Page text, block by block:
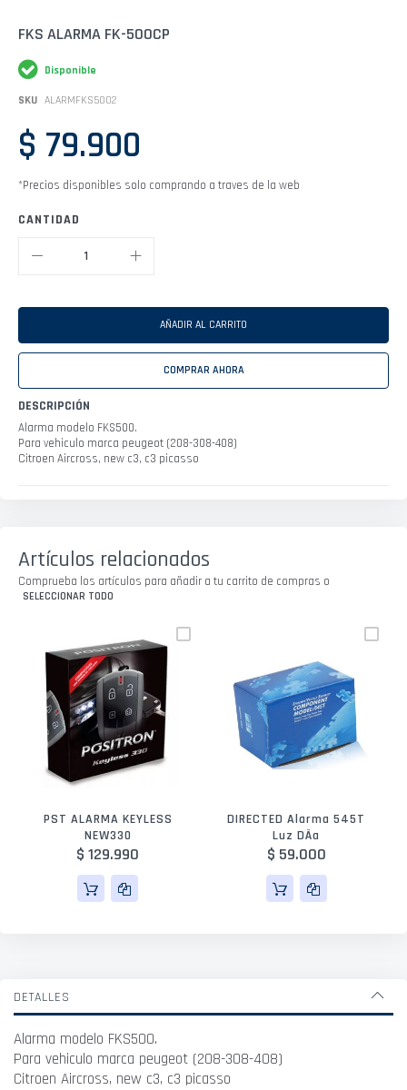
Saltar
comienzo
de
galería
imágenes
FKS ALARMA FK-500CP
Disponible
SKU ALARMFKS5002
$ 79.900
*Precios disponibles solo comprando a traves de la web
CANTIDAD
AÑADIR AL CARRITO
COMPRAR AHORA
DESCRIPCIÓN
Alarma modelo FKS500.
Para vehiculo marca peugeot (208-308-408)
Citroen Aircross, new c3, c3 picasso
Artículos relacionados
Comprueba los artículos para añadir a tu carrito de compras o
SELECCIONAR TODO
PST ALARMA KEYLESS
NEW330
$ 129.990
DIRECTED Alarma 545T
Luz DÃ­a
$ 59.000
DETALLES
Alarma modelo FKS500.
Para vehiculo marca peugeot (208-308-408)
Citroen Aircross, new c3, c3 picasso